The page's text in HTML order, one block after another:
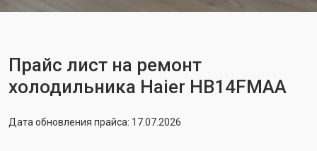
Прайс лист на ремонт
холодильника Haier HB14FMAA
Дата обновления прайса: 17.07.2026